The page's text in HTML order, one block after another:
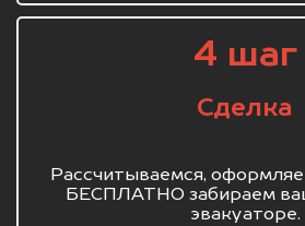
4 шаг
Сделка
Рассчитываемся,
БЕСПЛАТНО забираем
эвакуаторе.